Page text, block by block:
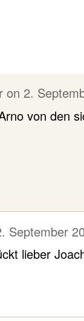
on 2.
von den
September
lieber